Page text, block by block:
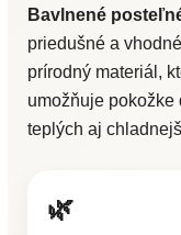
Bavlnené
priedušné a
prírodný materiál,
umožňuje
teplých aj
🌿